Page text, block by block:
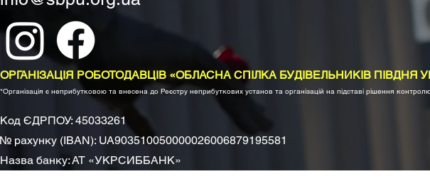
ОРГАНІЗАЦІЯ РОБОТОДАВЦІВ «ОБЛАСНА СПІЛКА БУДІВЕЛЬНИКІВ ПІВДНЯ
*Організація є неприбутковою та внесена до Реєстру неприбуткових установ та організацій на підставі рішення
Код ЄДРПОУ: 45033261
№ рахунку (IBAN): UA903510050000026006879195581
Назва банку: АТ «УКРСИББАНК»